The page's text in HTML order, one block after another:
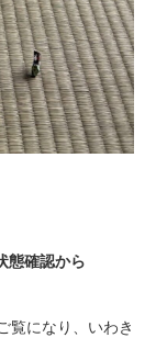
態確認から
覧になり、いわき